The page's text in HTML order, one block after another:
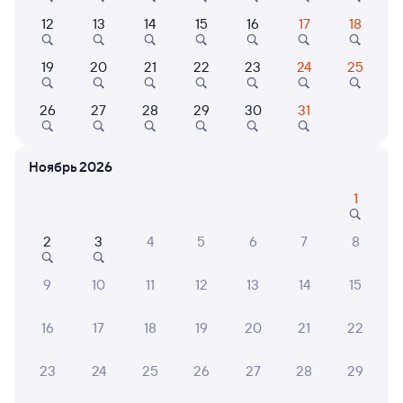
Выберите дату
365С Проходящий
Саратов
в Пермь-2
Дни следования
12 13 14 15 16 17 18
19 20 21 22 23 24 25
26 27 28 29 30 31
Ноябрь 2026
1
2 3 4 5 6 7 8
9 10 11 12 13 14 15
16 17 18 19 20 21 22
23 24 25 26 27 28 29